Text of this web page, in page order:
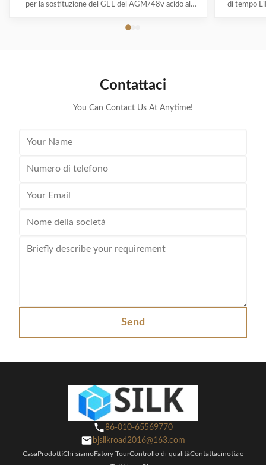
per la sostituzione del GEL del AGM/48v acido al
diretto della batteria al litio 48v, che è più potente e
di tempo
Contattaci
You Can Contact Us At Anytime!
Send
86-010-65569770
bjsilkroad2016@163.com
CasaProdottiChi siamoFatory TourControllo di qualitàContattacinotizie